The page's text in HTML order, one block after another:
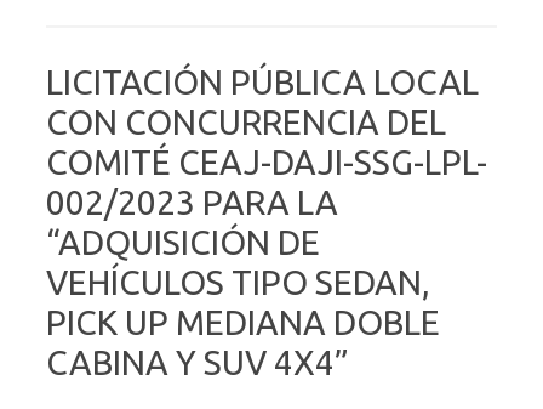
LICITACIÓN PÚBLICA LOCAL
CON CONCURRENCIA DEL
COMITÉ CEAJ-DAJI-SSG-LPL-
002/2023 PARA LA
“ADQUISICIÓN DE
VEHÍCULOS TIPO SEDAN,
PICK UP MEDIANA DOBLE
CABINA Y SUV 4X4”